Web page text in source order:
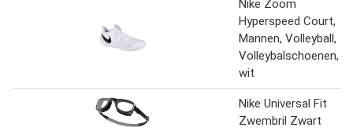
Nike Zoom
Hyperspeed Court,
Mannen, Volleyball,
Volleybalschoenen,
wit
Nike Universal Fit
Zwembril Zwart